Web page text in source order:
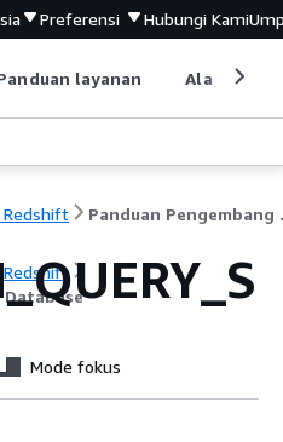
Preferensi Hubungi Kami
layanan Alat
Database
Mode fokus